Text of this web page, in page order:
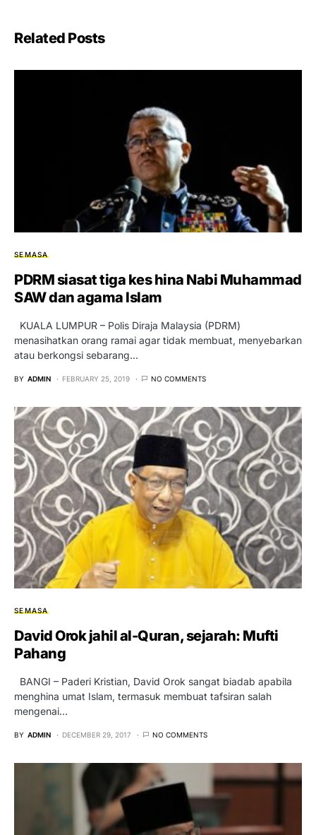
Related Posts
SEMASA
PDRM siasat tiga kes hina Nabi Muhammad
SAW dan agama Islam
KUALA LUMPUR – Polis Diraja Malaysia (PDRM)
menasihatkan orang ramai agar tidak membuat, menyebarkan
atau berkongsi sebarang…
BY ADMIN FEBRUARY 25, 2019 NO COMMENTS
SEMASA
David Orok jahil al-Quran, sejarah: Mufti
Pahang
BANGI – Paderi Kristian, David Orok sangat biadab apabila
menghina umat Islam, termasuk membuat tafsiran salah
mengenai…
BY ADMIN DECEMBER 29, 2017 NO COMMENTS